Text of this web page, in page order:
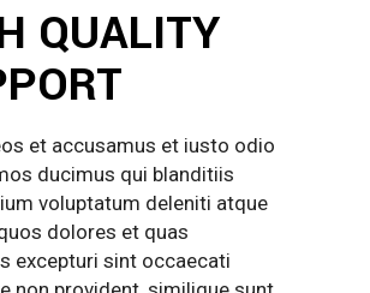
QUALITY
et accusamus et iusto odio
ducimus qui blanditiis
voluptatum deleniti atque
dolores et quas
excepturi sint occaecati